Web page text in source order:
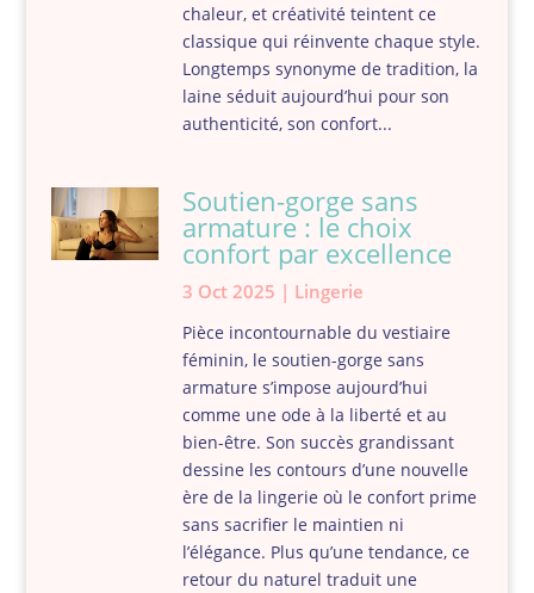
chaleur, et créativité teintent ce
classique qui réinvente chaque style.
Longtemps synonyme de tradition, la
laine séduit aujourd’hui pour son
authenticité, son confort...
Soutien-gorge sans
armature : le choix
confort par excellence
3 Oct 2025 | Lingerie
Pièce incontournable du vestiaire
féminin, le soutien-gorge sans
armature s’impose aujourd’hui
comme une ode à la liberté et au
bien-être. Son succès grandissant
dessine les contours d’une nouvelle
ère de la lingerie où le confort prime
sans sacrifier le maintien ni
l’élégance. Plus qu’une tendance, ce
retour du naturel traduit une